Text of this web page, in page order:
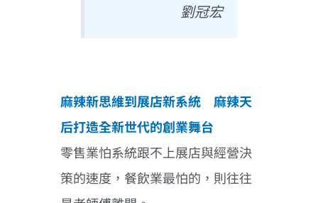
劉冠宏
麻辣新思維到展店新系統 麻辣天
后打造全新世代的創業舞台
零售業怕系統跟不上展店與經營決
策的速度，餐飲業最怕的，則往往